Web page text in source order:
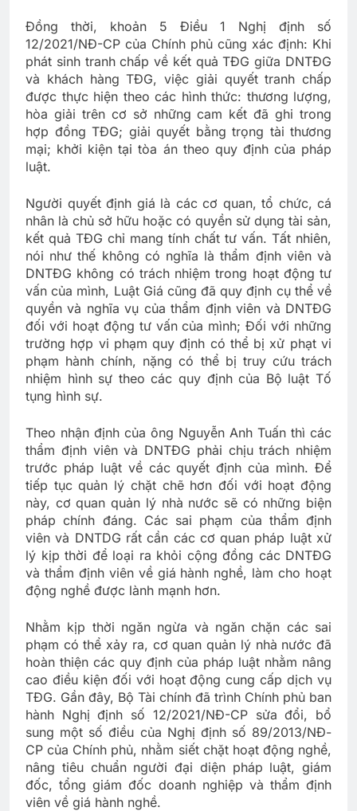
Đồng thời, khoản 5 Điều 1 Nghị định số
12/2021/NĐ-CP của Chính phủ cũng xác định: Khi
phát sinh tranh chấp về kết quả TĐG giữa DNTĐG
và khách hàng TĐG, việc giải quyết tranh chấp
được thực hiện theo các hình thức: thương lượng,
hòa giải trên cơ sở những cam kết đã ghi trong
hợp đồng TĐG; giải quyết bằng trọng tài thương
mại; khởi kiện tại tòa án theo quy định của pháp
luật.
Người quyết định giá là các cơ quan, tổ chức, cá
nhân là chủ sở hữu hoặc có quyền sử dụng tài sản,
kết quả TĐG chỉ mang tính chất tư vấn. Tất nhiên,
nói như thế không có nghĩa là thẩm định viên và
DNTĐG không có trách nhiệm trong hoạt động tư
vấn của mình, Luật Giá cũng đã quy định cụ thể về
quyền và nghĩa vụ của thẩm định viên và DNTĐG
đối với hoạt động tư vấn của mình; Đối với những
trường hợp vi phạm quy định có thể bị xử phạt vi
phạm hành chính, nặng có thể bị truy cứu trách
nhiệm hình sự theo các quy định của Bộ luật Tố
tụng hình sự.
Theo nhận định của ông Nguyễn Anh Tuấn thì các
thẩm định viên và DNTĐG phải chịu trách nhiệm
trước pháp luật về các quyết định của mình. Để
tiếp tục quản lý chặt chẽ hơn đối với hoạt động
này, cơ quan quản lý nhà nước sẽ có những biện
pháp chính đáng. Các sai phạm của thẩm định
viên và DNTDG rất cần các cơ quan pháp luật xử
lý kịp thời để loại ra khỏi cộng đồng các DNTĐG
và thẩm định viên về giá hành nghề, làm cho hoạt
động nghề được lành mạnh hơn.
Nhằm kịp thời ngăn ngừa và ngăn chặn các sai
phạm có thể xảy ra, cơ quan quản lý nhà nước đã
hoàn thiện các quy định của pháp luật nhằm nâng
cao điều kiện đối với hoạt động cung cấp dịch vụ
TĐG. Gần đây, Bộ Tài chính đã trình Chính phủ ban
hành Nghị định số 12/2021/NĐ-CP sửa đổi, bổ
sung một số điều của Nghị định số 89/2013/NĐ-
CP của Chính phủ, nhằm siết chặt hoạt động nghề,
nâng tiêu chuẩn người đại diện pháp luật, giám
đốc, tổng giám đốc doanh nghiệp và thẩm định
viên về giá hành nghề.